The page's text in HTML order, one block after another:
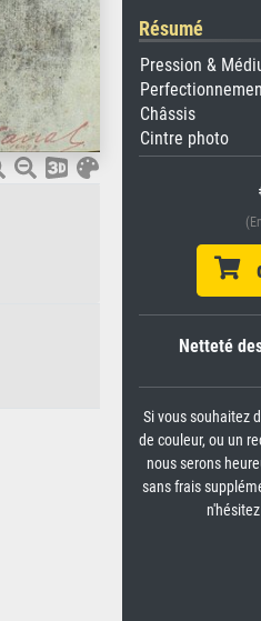
Résumé
Pression &
Châssis
Cintre photo
Netteté
Si vous souhaitez
de couleur, ou un
nous serons
sans frais